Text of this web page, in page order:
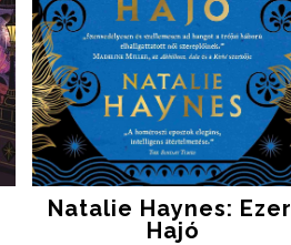
Natalie Haynes: Ezer ​
Hajó